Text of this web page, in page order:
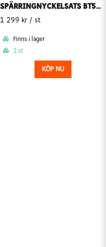
SPÄRRINGNYCKELSATS BT507 7-DEL BONDTOOLS
1 299 kr / st
Finns i lager
2 st
KÖP NU